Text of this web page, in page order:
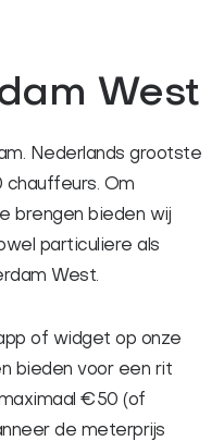
West
Nederlands grootste
chauffeurs. Om
brengen bieden wij
particuliere als
West.
of widget op onze
bieden voor een rit
€50 (of
de meterprijs